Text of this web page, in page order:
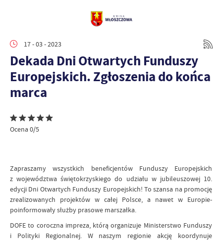
17 - 03 - 2023
Dekada Dni Otwartych Funduszy
Europejskich. Zgłoszenia do końca
marca
Ocena 0/5
Zapraszamy wszystkich beneficjentów Funduszy Europejskich
z województwa świętokrzyskiego do udziału w jubileuszowej 10.
edycji Dni Otwartych Funduszy Europejskich! To szansa na promocję
zrealizowanych projektów w całej Polsce, a nawet w Europie-
poinformowały służby prasowe marszałka.
DOFE to coroczna impreza, którą organizuje Ministerstwo Funduszy
i Polityki Regionalnej. W naszym regionie akcję koordynuje